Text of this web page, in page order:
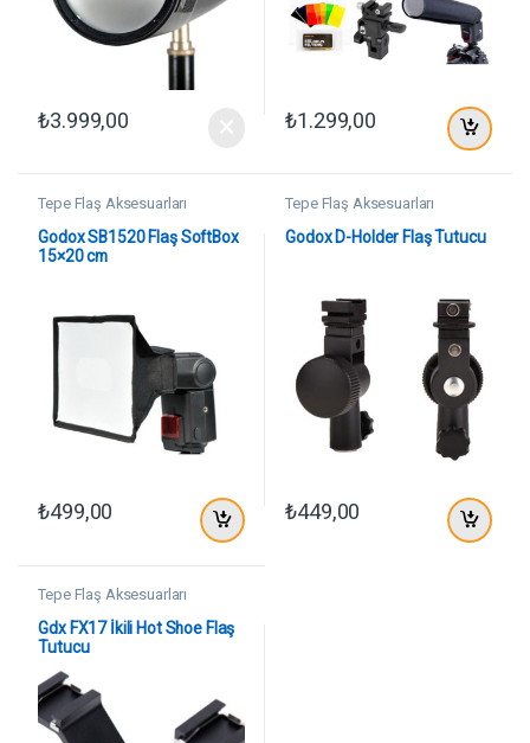
₺3.999,00 ₺1.299,00
Tepe Flaş Aksesuarları
Godox SB1520 Flaş SoftBox
15×20 cm
₺499,00
Tepe Flaş Aksesuarları
Godox D-Holder Flaş Tutucu
₺449,00
Tepe Flaş Aksesuarları
Gdx FX17 İkili Hot Shoe Flaş
Tutucu